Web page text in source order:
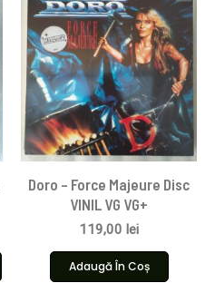
Doro – Force Majeure Disc
VINIL VG VG+
119,00 lei
Adaugă În Coș